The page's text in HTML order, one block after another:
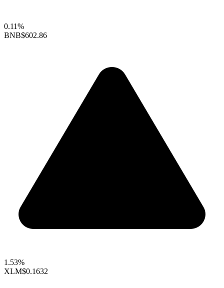
0.11%
BNB$602.86
1.53%
XLM$0.1632